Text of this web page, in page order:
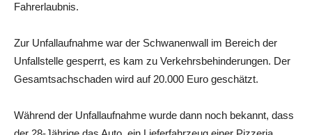
Fahrerlaubnis.
Zur Unfallaufnahme war der Schwanenwall im Bereich der
Unfallstelle gesperrt, es kam zu Verkehrsbehinderungen. Der
Gesamtsachschaden wird auf 20.000 Euro geschätzt.
Während der Unfallaufnahme wurde dann noch bekannt, dass